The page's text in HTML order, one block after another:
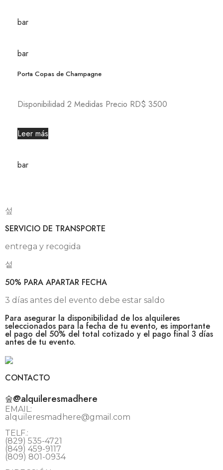
bar
bar
Porta Copas de Champagne
Disponibilidad 2 Medidas Precio RD$ 3500
Leer más
bar
SERVICIO DE TRANSPORTE
entrega y recogida
50% PARA APARTAR FECHA
3 días antes del evento debe estar saldo
Para asegurar la disponibilidad de los alquileres
seleccionados para la fecha de tu evento, es importante
el pago del 50% del total cotizado y el pago final 3 días
antes de tu evento.
CONTACTO
@alquileresmadhere
EMAIL:
alquileresmadhere@gmail.com
TELF.:
(829) 535-4721
(849) 459-9117
(809) 801-0934